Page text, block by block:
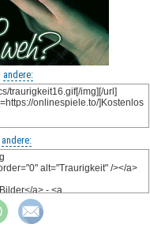
andere:
andere: